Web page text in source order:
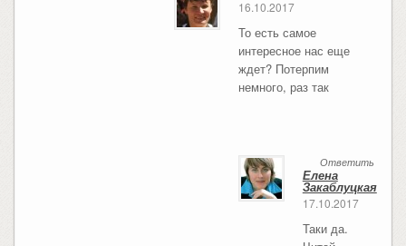
16.10.2017
То есть самое
интересное нас еще
ждет? Потерпим
немного, раз так
Ответить
Елена
Закаблуцкая
17.10.2017
Таки да.